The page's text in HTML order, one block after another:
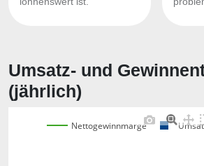
Umsatz- und
(jährlich)
Nettogewinnmarge